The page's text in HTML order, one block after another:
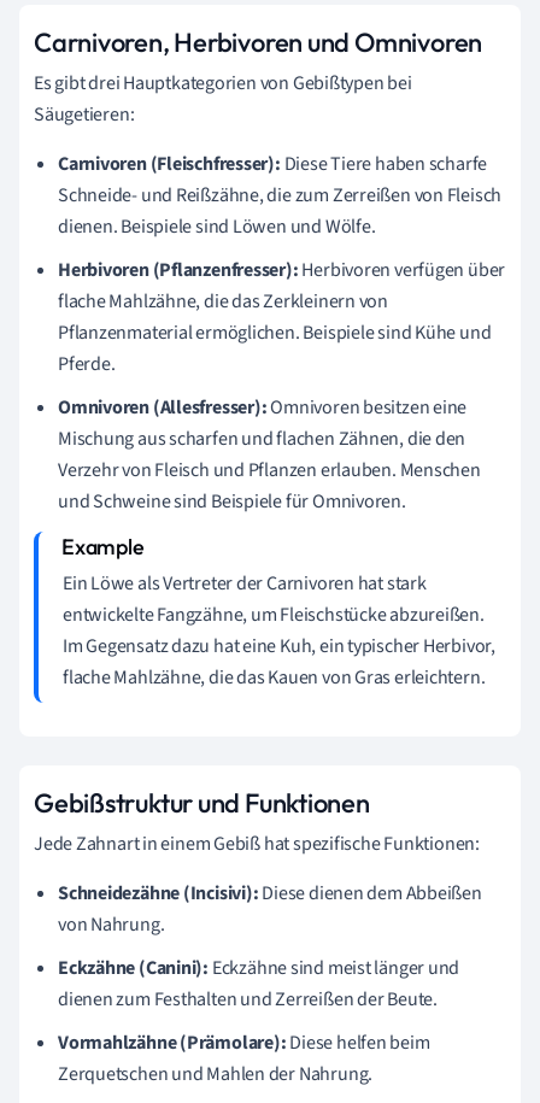
Carnivoren, Herbivoren und Omnivoren
Es gibt drei Hauptkategorien von Gebißtypen bei
Säugetieren:
Carnivoren (Fleischfresser): Diese Tiere haben scharfe
Schneide- und Reißzähne, die zum Zerreißen von Fleisch
dienen. Beispiele sind Löwen und Wölfe.
Herbivoren (Pflanzenfresser):Herbivoren verfügen über
flache Mahlzähne, die das Zerkleinern von
Pflanzenmaterial ermöglichen. Beispiele sind Kühe und
Pferde.
Omnivoren (Allesfresser):Omnivoren besitzen eine
Mischung aus scharfen und flachen Zähnen, die den
Verzehr von Fleisch und Pflanzen erlauben. Menschen
und Schweine sind Beispiele für Omnivoren.
Ein Löwe als Vertreter der Carnivoren hat stark
entwickelte Fangzähne, um Fleischstücke abzureißen.
Im Gegensatz dazu hat eine Kuh, ein typischer Herbivor,
flache Mahlzähne, die das Kauen von Gras erleichtern.
Gebißstruktur und Funktionen
Jede Zahnart in einem Gebiß hat spezifische Funktionen:
Schneidezähne (Incisivi):Diese dienen dem Abbeißen
von Nahrung.
Eckzähne (Canini): Eckzähne sind meist länger und
dienen zum Festhalten und Zerreißen der Beute.
Vormahlzähne (Prämolare):Diese helfen beim
Zerquetschen und Mahlen der Nahrung.